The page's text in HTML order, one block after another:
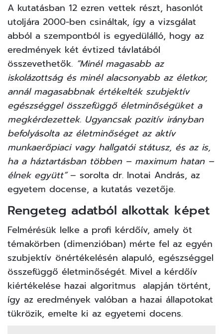
A kutatásban 12 ezren vettek részt, hasonlót
utoljára 2000-ben csináltak, így a vizsgálat
abból a szempontból is egyedülálló, hogy az
eredmények két évtized távlatából
összevethetők. “Minél magasabb az
iskolázottság és minél alacsonyabb az életkor,
annál magasabbnak értékelték szubjektív
egészséggel összefüggő életminőségüket a
megkérdezettek. Ugyancsak pozitív irányban
befolyásolta az életminőséget az aktív
munkaerőpiaci vagy hallgatói státusz, és az is,
ha a háztartásban többen – maximum hatan –
élnek együtt”– sorolta dr. Inotai András, az
egyetem docense, a kutatás vezetője.
Rengeteg adatból alkottak képet
Felmérésük lelke a profi kérdőív, amely öt
témakörben (dimenzióban) mérte fel az egyén
szubjektív önértékelésén alapuló, egészséggel
összefüggő életminőségét. Mivel a kérdőív
kiértékelése hazai algoritmus alapján történt,
így az eredmények valóban a hazai állapotokat
tükrözik, emelte ki az egyetemi docens.